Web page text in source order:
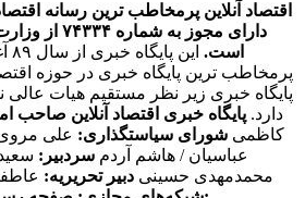
اقتصاد آنلاین پرمخاطب ترین رسانه
دارای مجوز
است.
پرمخاطب ترین پایگاه خبری در حوزه
پایگاه خبری زیر نظر مستقیم هیات
دارد. پایگاه خبری اقتصاد آنلاین صاحب
کاظمی شورای سیاستگذاری: علی
عباسیان / هاشم آردم سردبیر:
محمدمهدی حسینی دبیر تحریریه: